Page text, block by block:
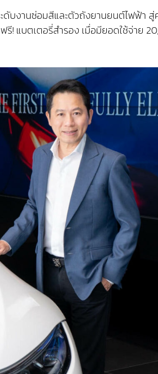
ดับงานซ่อมสีและตัวถังยานยนต์ไฟฟ้
! แบตเตอรี่สำรอง เมื่อมียอดใช้จ่าย